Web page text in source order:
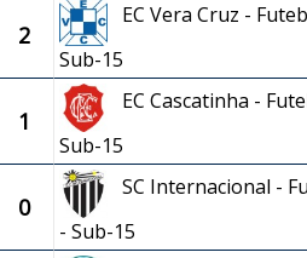
2
EC Vera Cruz -
Sub-15
1
EC Cascatinha -
Sub-15
0
SC Internacional -
- Sub-15